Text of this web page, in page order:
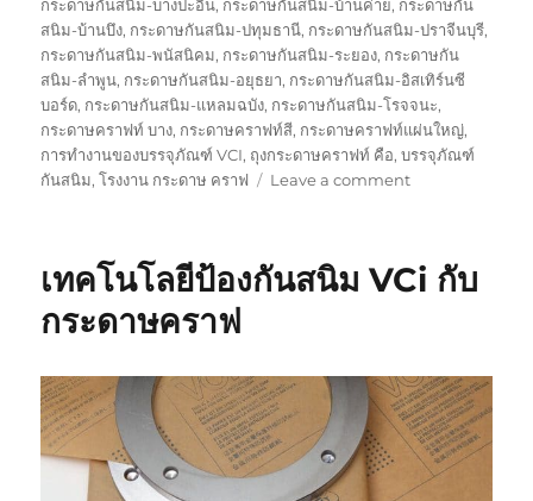
กระดาษกันสนิม-บางปะอิน, กระดาษกันสนิม-บ้านค่าย, กระดาษกัน
สนิม-บ้านบึง, กระดาษกันสนิม-ปทุมธานี, กระดาษกันสนิม-ปราจีนบุรี,
กระดาษกันสนิม-พนัสนิคม, กระดาษกันสนิม-ระยอง, กระดาษกัน
สนิม-ลำพูน, กระดาษกันสนิม-อยุธยา, กระดาษกันสนิม-อิสเทิร์นซี
บอร์ด, กระดาษกันสนิม-แหลมฉบัง, กระดาษกันสนิม-โรจจนะ,
กระดาษคราฟท์ บาง, กระดาษคราฟท์สี, กระดาษคราฟท์แผ่นใหญ่,
การทำงานของบรรจุภัณฑ์ VCI, ถุงกระดาษคราฟท์ คือ,บรรจุภัณฑ์
กันสนิม,โรงงาน กระดาษ คราฟ Leave a commenton
ใช้
สินค้า
หลาย
ชั้น
เทคโนโลยีป้องกันสนิม VCi กับ
กระดาษคราฟ